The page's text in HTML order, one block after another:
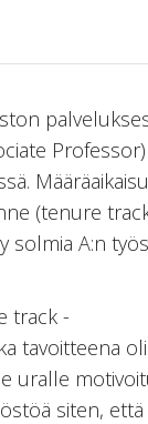
(tenure
solmia A:n
track -
tavoitteena
uralle
siten,